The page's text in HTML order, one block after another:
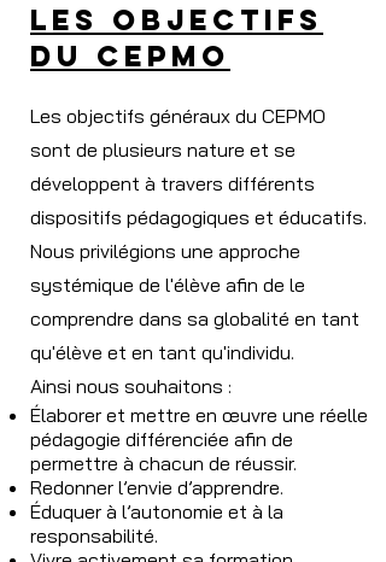
les objectifs
du cepmo
Les objectifs généraux du CEPMO
sont de plusieurs nature et se
développent à travers différents
dispositifs pédagogiques et éducatifs.
Nous privilégions une approche
systémique de l'élève afin de le
comprendre dans sa globalité en tant
qu'élève et en tant qu'individu.
Ainsi nous souhaitons :
Élaborer et mettre en œuvre une réelle
pédagogie différenciée afin de
permettre à chacun de réussir.
Redonner l’envie d’apprendre.
Éduquer à l’autonomie et à la
responsabilité.